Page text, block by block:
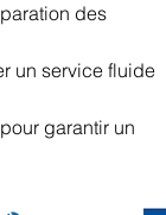
des
un service fluide
garantir un